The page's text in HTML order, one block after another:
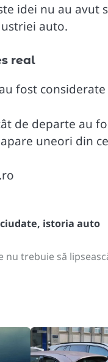
idei nu au avut
auto.
real
fost
de departe au
uneori din
, istoria auto
nu trebuie să